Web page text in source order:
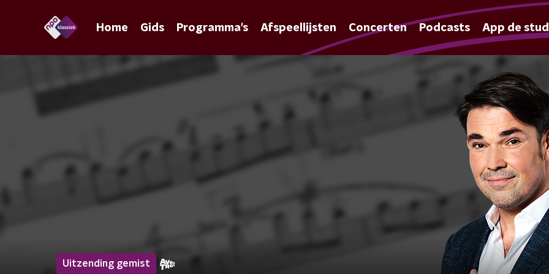
Home Gids Programma's Afspeellijsten Concerten Podcasts App de
Uitzending gemist